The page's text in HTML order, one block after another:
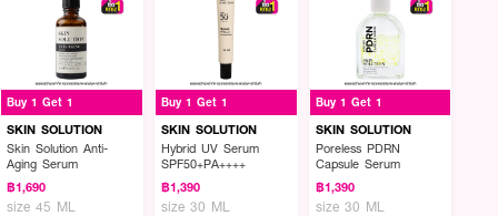
ผลลัพธ์ที่ได้ :
เซรั่มบำรุงผิว SKIN SOLUTION Anti-Aging Serum เป็นเชรั่มเนื้อเจลเข้มข้น เข้า
ฟื้นบำรุงผิวล้ำลึกถึงชั้นผิว ด้วยสารสกัด Hyaluronic Acid 8 ชนิด ช่วยเติมเต็ม
และกักเก็บความชุ่มชื้นให้กับผิวได้ตลอดทั้งวัน พร้อมผสานด้วย 3-0-Ethyl
Ascorbic Acid วิตามินซีที่มีความเสถียรสูง ช่วยบำรุงให้ผิวแลดูกระจ่างใส
เปล่งปลั่งขึ้น และยังมี Acetyl Hexapeptide 8 ตรงเข้าสู่ผิว ให้ผิวเรียบเนียนแลดู
กระชับและชะลอการเกิดริ้วรอย เผยผิวสวยดูอ่อนเยาว์
Buy 1 Get 1
SKIN SOLUTION
Skin Solution Anti-
Aging Serum
฿1,690
size 45 ML
Buy 1 Get 1
SKIN SOLUTION
Hybrid UV Serum
SPF50+PA++++
฿1,390
size 30 ML
Buy 1 Get 1
SKIN SOLUTION
Poreless PDRN
Capsule Serum
฿1,390
size 30 ML